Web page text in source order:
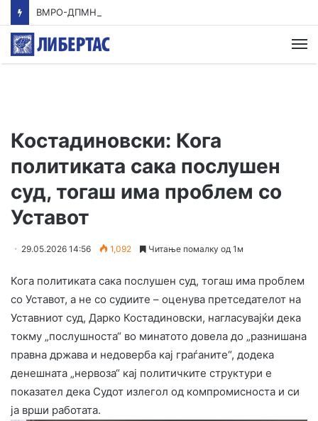
Костадиновски: Кога
политиката сака послушен
суд, тогаш има проблем со
Уставот
29.05.2026 14:56 1,092 Читање помалку од 1м
Кога политиката сака послушен суд, тогаш има проблем
со Уставот, а не со судиите – оценува претседателот на
Уставниот суд, Дарко Костадиновски, нагласувајќи дека
токму „послушноста“ во минатото довела до „разнишана
правна држава и недоверба кај граѓаните“, додека
денешната „нервоза“ кај политичките структури е
показател дека Судот излегол од компромисноста и си
ја врши работата.